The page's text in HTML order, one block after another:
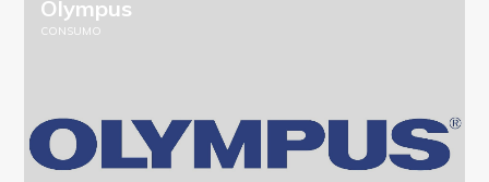
Olympus
CONSUMO